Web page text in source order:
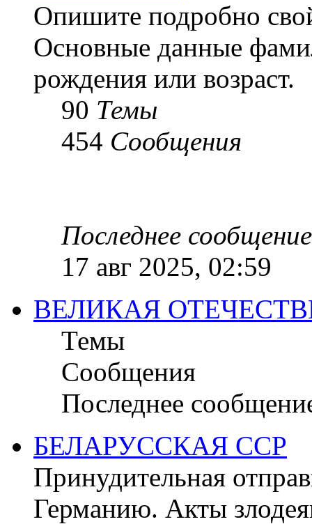
Опишите подробно
Основные данные
рождения или возраст.
90 Темы
454 Сообщения
Последнее сообщение
17 авг 2025, 02:59
ВЕЛИКАЯ
Темы
Сообщения
Последнее
БЕЛАРУССКАЯ ССР
Принудительная
Германию. Акты